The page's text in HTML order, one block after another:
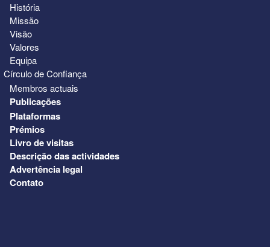
História
Missão
Visão
Valores
Equipa
Círculo de Confiança
Membros actuais
Publicações
Plataformas
Prémios
Livro de visitas
Descrição das actividades
Advertência legal
Contato